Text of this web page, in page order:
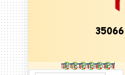
Der Kreisverband